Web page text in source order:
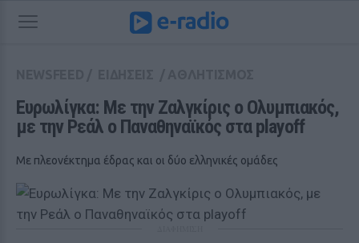
Ευρωλίγκα: Με την Ζαλγκίρις ο Ολυμπιακός,
με την Ρεάλ ο Παναθηναϊκός στα playoff
Με πλεονέκτημα έδρας και οι δύο ελληνικές ομάδες